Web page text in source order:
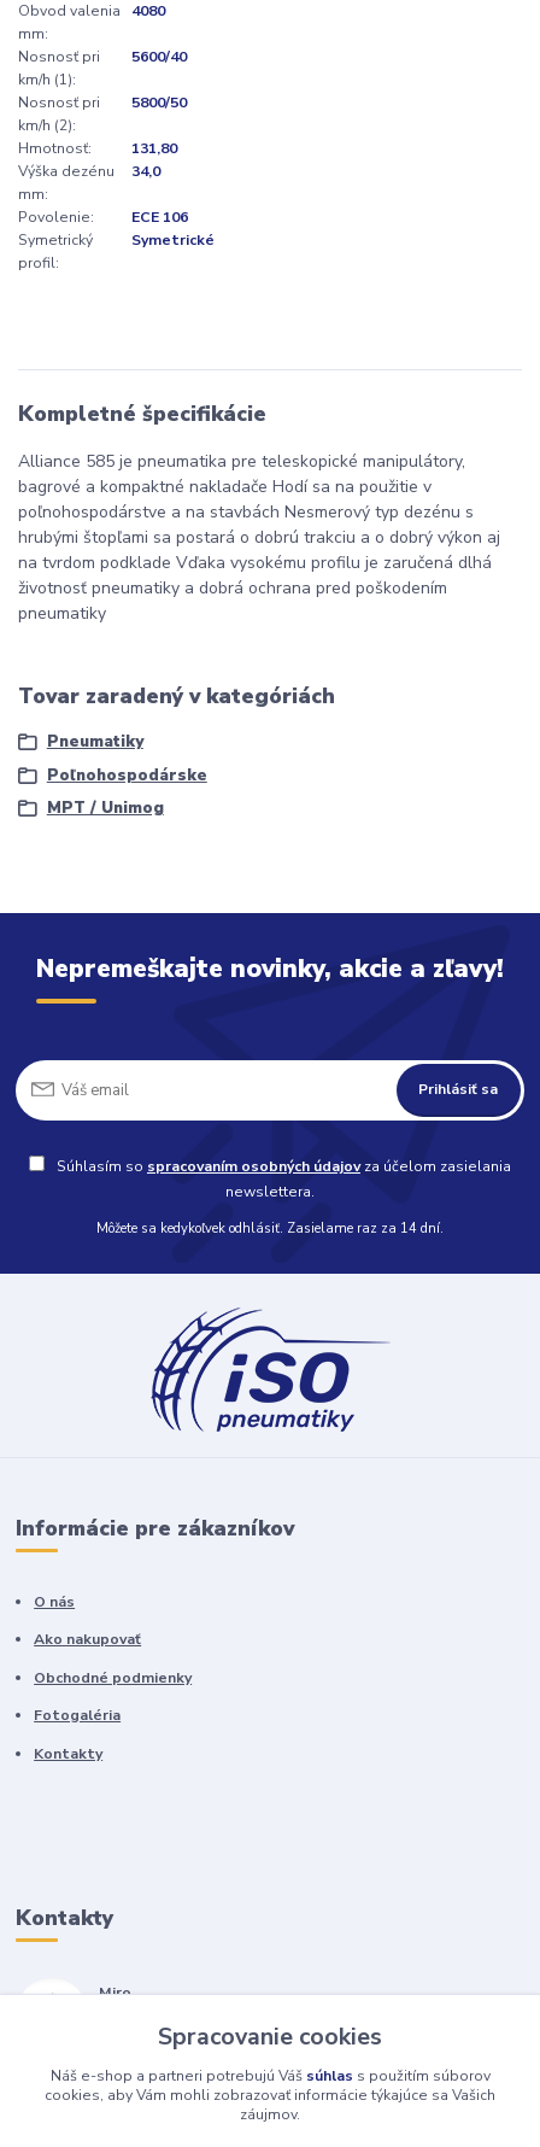
Obvod valenia
mm:
4080
Nosnosť pri
km/h (1):
5600/40
Nosnosť pri
km/h (2):
5800/50
Hmotnosť:
131,80
Výška dezénu
mm:
34,0
Povolenie:
ECE 106
Symetrický
profil:
Symetrické
Kompletné špecifikácie
Alliance 585 je pneumatika pre teleskopické manipulátory,
bagrové a kompaktné nakladače Hodí sa na použitie v
poľnohospodárstve a na stavbách Nesmerový typ dezénu s
hrubými štopľami sa postará o dobrú trakciu a o dobrý výkon aj
na tvrdom podklade Vďaka vysokému profilu je zaručená dlhá
životnosť pneumatiky a dobrá ochrana pred poškodením
pneumatiky
Tovar zaradený v kategóriách
Pneumatiky
Poľnohospodárske
MPT / Unimog
Nepremeškajte novinky, akcie a zľavy!
Prihlásiť sa
Súhlasím so spracovaním osobných údajovza účelom zasielania
newslettera.
Môžete sa kedykoľvek odhlásiť. Zasielame raz za 14 dní.
Informácie pre zákazníkov
O nás
Ako nakupovať
Obchodné podmienky
Fotogaléria
Kontakty
Kontakty
Miro
(Po-Pia, 7-17 hod.)
isopneumatiky@isopneumatiky.sk
Spracovanie cookies
Náš e-shop a partneri potrebujú Váš súhlas s použitím súborov
cookies, aby Vám mohli zobrazovať informácie týkajúce sa Vašich
záujmov.